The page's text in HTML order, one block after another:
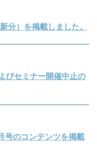
分）を掲載しました。
びセミナー開催中止の
のコンテンツを掲載